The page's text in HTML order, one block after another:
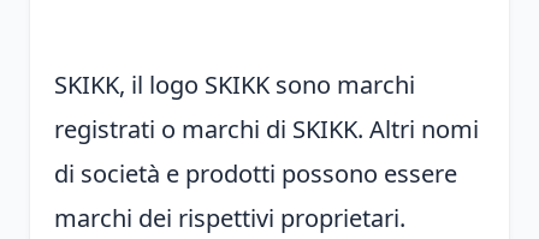
SKIKK, il logo SKIKK sono marchi
registrati o marchi di SKIKK. Altri nomi
di società e prodotti possono essere
marchi dei rispettivi proprietari.